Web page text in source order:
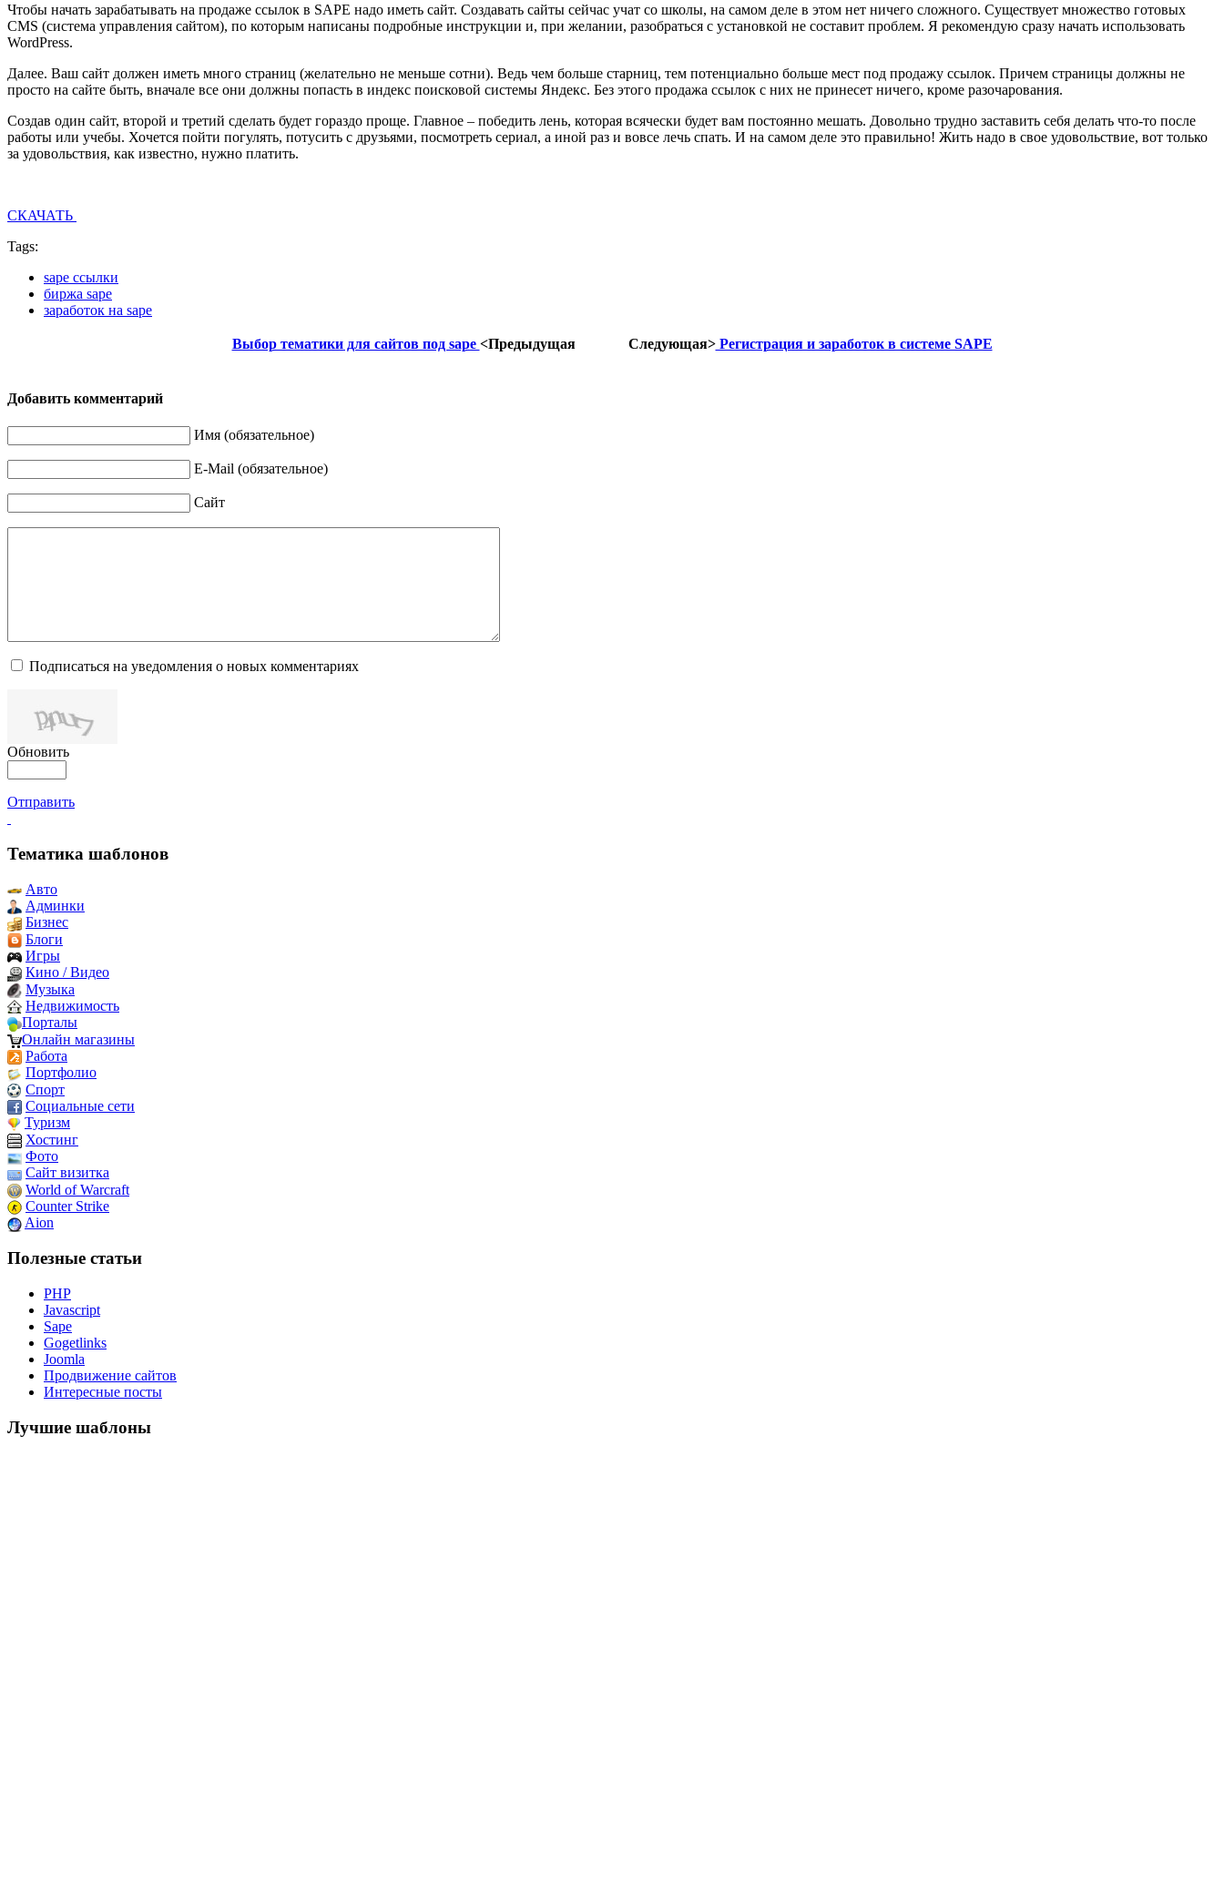
Чтобы начать зарабатывать на продаже ссылок в SAPE надо иметь сайт. Создавать сайты сейчас учат со школы, на самом деле в этом нет ничего сложного. Существует множество готовых
CMS (система управления сайтом), по которым написаны подробные инструкции и, при желании, разобраться с установкой не составит проблем. Я рекомендую сразу начать использовать
WordPress.
Далее. Ваш сайт должен иметь много страниц (желательно не меньше сотни). Ведь чем больше старниц, тем потенциально больше мест под продажу ссылок. Причем страницы должны не
просто на сайте быть, вначале все они должны попасть в индекс поисковой системы Яндекс. Без этого продажа ссылок с них не принесет ничего, кроме разочарования.
Создав один сайт, второй и третий сделать будет гораздо проще. Главное – победить лень, которая всячески будет вам постоянно мешать. Довольно трудно заставить себя делать что-то после
работы или учебы. Хочется пойти погулять, потусить с друзьями, посмотреть сериал, а иной раз и вовсе лечь спать. И на самом деле это правильно! Жить надо в свое удовольствие, вот только
за удовольствия, как известно, нужно платить.
СКАЧАТЬ
Tags:
sape ссылки
биржа sape
заработок на sape
Выбор тематики для сайтов под sape <Предыдущая Следующая>Регистрация и заработок в системе SAPE
Добавить комментарий
Имя (обязательное)
E-Mail (обязательное)
Сайт
Подписаться на уведомления о новых комментариях
Обновить
Отправить
Тематика шаблонов
Авто
Админки
Бизнес
Блоги
Игры
Кино / Видео
Музыка
Недвижимость
Порталы
Онлайн магазины
Работа
Портфолио
Спорт
Социальные сети
Туризм
Хостинг
Фото
Сайт визитка
World of Warcraft
Counter Strike
Aion
Полезные статьи
PHP
Javascript
Sape
Gogetlinks
Joomla
Продвижение сайтов
Интересные посты
Лучшие шаблоны